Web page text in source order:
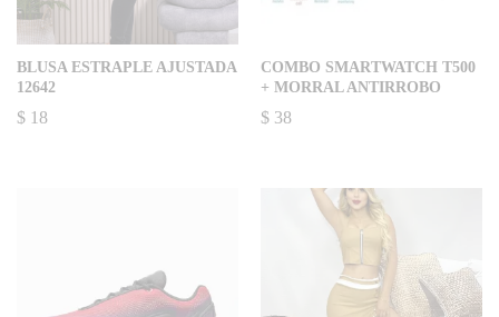
BLUSA ESTRAPLE AJUSTADA
12642
$ 18
COMBO SMARTWATCH T500
+ MORRAL ANTIRROBO
$ 38